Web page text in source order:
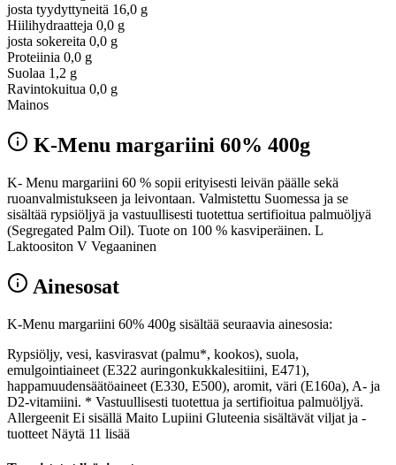
josta tyydyttyneitä 16,0 g
Hiilihydraatteja 0,0 g
josta sokereita 0,0 g
Proteiinia 0,0 g
Suolaa 1,2 g
Ravintokuitua 0,0 g
Mainos
K-Menu margariini 60% 400g
K- Menu margariini 60 % sopii erityisesti leivän päälle sekä
ruoanvalmistukseen ja leivontaan. Valmistettu Suomessa ja se
sisältää rypsiöljyä ja vastuullisesti tuotettua sertifioitua palmuöljyä
(Segregated Palm Oil). Tuote on 100 % kasviperäinen. L
Laktoositon V Vegaaninen
Ainesosat
K-Menu margariini 60% 400g sisältää seuraavia ainesosia:
Rypsiöljy, vesi, kasvirasvat (palmu*, kookos), suola,
emulgointiaineet (E322 auringonkukkalesitiini, E471),
happamuudensäätöaineet (E330, E500), aromit, väri (E160a), A- ja
D2-vitamiini. * Vastuullisesti tuotettua ja sertifioitua palmuöljyä.
Allergeenit Ei sisällä Maito Lupiini Gluteenia sisältävät viljat ja -
tuotteet Näytä 11 lisää